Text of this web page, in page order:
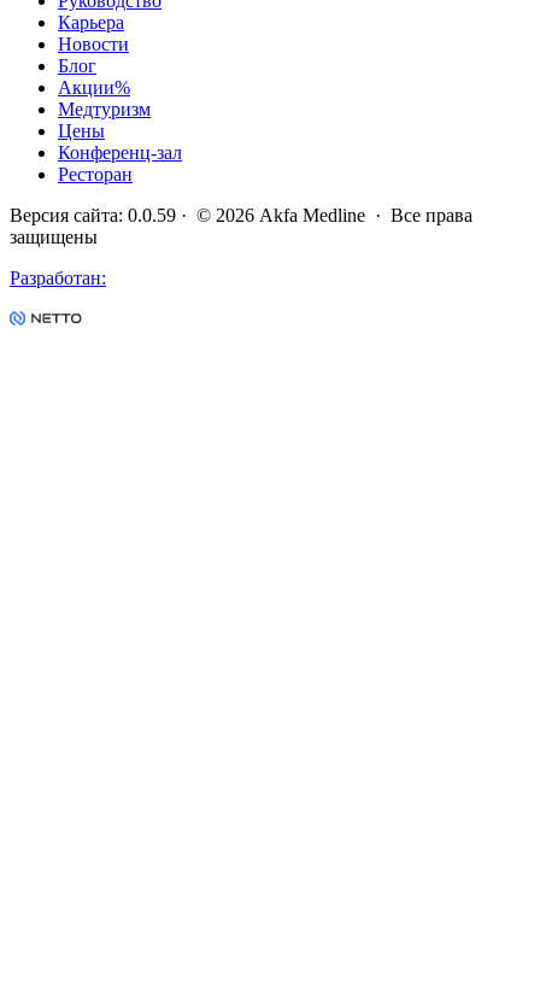
Карьера
Новости
Блог
Акции%
Медтуризм
Цены
Конференц-зал
Ресторан
Версия сайта: 0.0.59 · © 2026 Akfa Medline · Все права
защищены
Разработан: